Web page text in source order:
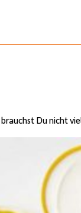
brauchst Du nicht